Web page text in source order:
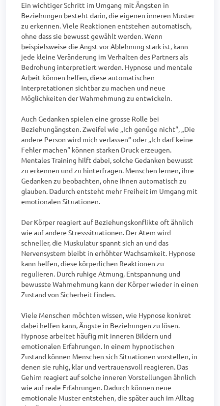
Ein wichtiger Schritt im Umgang mit Ängsten in
Beziehungen besteht darin, die eigenen inneren Muster
zu erkennen. Viele Reaktionen entstehen automatisch,
ohne dass sie bewusst gewählt werden. Wenn
beispielsweise die Angst vor Ablehnung stark ist, kann
jede kleine Veränderung im Verhalten des Partners als
Bedrohung interpretiert werden. Hypnose und mentale
Arbeit können helfen, diese automatischen
Interpretationen sichtbar zu machen und neue
Möglichkeiten der Wahrnehmung zu entwickeln.
Auch Gedanken spielen eine grosse Rolle bei
Beziehungängsten. Zweifel wie „Ich genüge nicht“, „Die
andere Person wird mich verlassen“ oder „Ich darf keine
Fehler machen“ können starken Druck erzeugen.
Mentales Training hilft dabei, solche Gedanken bewusst
zu erkennen und zu hinterfragen. Menschen lernen, ihre
Gedanken zu beobachten, ohne ihnen automatisch zu
glauben. Dadurch entsteht mehr Freiheit im Umgang mit
emotionalen Situationen.
Der Körper reagiert auf Beziehungskonflikte oft ähnlich
wie auf andere Stresssituationen. Der Atem wird
schneller, die Muskulatur spannt sich an und das
Nervensystem bleibt in erhöhter Wachsamkeit. Hypnose
kann helfen, diese körperlichen Reaktionen zu
regulieren. Durch ruhige Atmung, Entspannung und
bewusste Wahrnehmung kann der Körper wieder in einen
Zustand von Sicherheit finden.
Viele Menschen möchten wissen, wie Hypnose konkret
dabei helfen kann, Ängste in Beziehungen zu lösen.
Hypnose arbeitet häufig mit inneren Bildern und
emotionalen Erfahrungen. In einem hypnotischen
Zustand können Menschen sich Situationen vorstellen, in
denen sie ruhig, klar und vertrauensvoll reagieren. Das
Gehirn reagiert auf solche inneren Vorstellungen ähnlich
wie auf reale Erfahrungen. Dadurch können neue
emotionale Muster entstehen, die später auch im Alltag